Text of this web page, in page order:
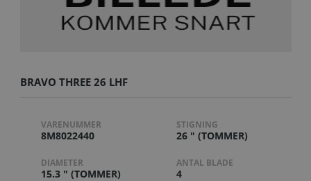
BRAVO THREE 26 LHF
VARENUMMER
8M8022440
STIGNING
26 " (TOMMER)
DIAMETER
15.3 " (TOMMER)
ANTAL BLADE
4